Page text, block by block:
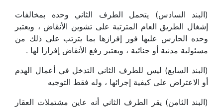
(البند السادس) يتحمل الطرف الثاني وحده بمخالفات
إشغال الطريق العام المترتبة على تشوين الأنقاض ، ويعتبر
وحده الحارس عليها فور إفرازها بما يترتب على ذلك من
مسئولية مدنية أو جنائية ، ويعتبر رفع الأنقاض إفرازا لها .
(البند السابع) ليس للطرف الثاني التدخل في أعمال الهدم
أو الاعتراض على كيفية إجرائها ، وله فقط التوجيه
(البند الثامن) يقر الطرف الثاني أنه عاين مشتملات العقار